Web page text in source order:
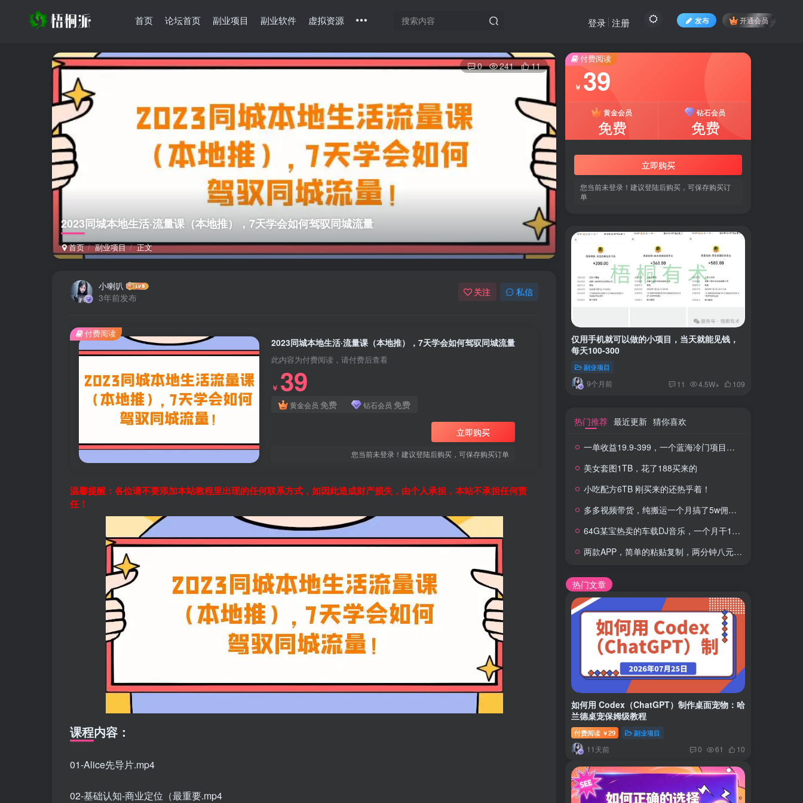
首页 论坛首页 副业项目 副业软件 虚拟资源 发布 开通会员
登录 注册
2023同城本地生活·流量课（本地推），7天学会如何驾驭同城流量
首页 副业项目 正文
0 241 11
小喇叭
3年前发布
关注 私信
2023同城本地生活·流量课（本地推），7天学会如何驾驭同城流量
此内容为付费阅读，请付费后查看
￥ 39
黄金会员 免费 钻石会员 免费
立即购买
您当前未登录！建议登陆后购买，可保存购买订单
付费阅读
温馨提醒：各位请不要添加本站教程里出现的任何联系方式，如因此造成财产损失，由个人承担，本站不承担任何责
任！
课程内容：
01-Alice先导片.mp4
02-基础认知-商业定位（最重要.mp4
付费阅读
￥ 39
黄金会员
免费
钻石会员
免费
立即购买
您当前未登录！建议登陆后购买，可保存购买订
单
仅用手机就可以做的小项目，当天就能见钱，
每天100-300
副业项目
9个月前 11 4.5W+ 109
热门推荐 最近更新 猜你喜欢
一单收益19.9-399，一个蓝海冷门项目，在小红书上卖人事虚拟资料
美女套图1TB，花了188买来的
小吃配方6TB 刚买来的还热乎着！
多多视频带货，纯搬运一个月搞了5w佣金，小白也能操作
64G某宝热卖的车载DJ音乐，一个月干100W+利润
两款APP，简单的粘贴复制，两分钟八元钱，无限做，执行就有收入
热门文章
如何用 Codex（ChatGPT）制作桌面宠物：哈
兰德桌宠保姆级教程
付费阅读 ￥29 副业项目
11天前 0 61 10